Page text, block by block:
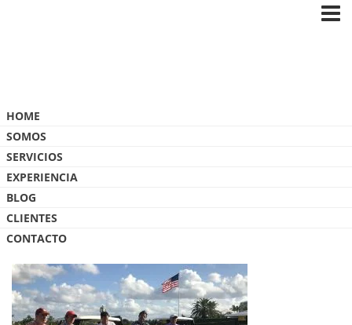
HOME
SOMOS
SERVICIOS
EXPERIENCIA
BLOG
CLIENTES
CONTACTO
IMG_7218[1]
27 MAYO, 2017